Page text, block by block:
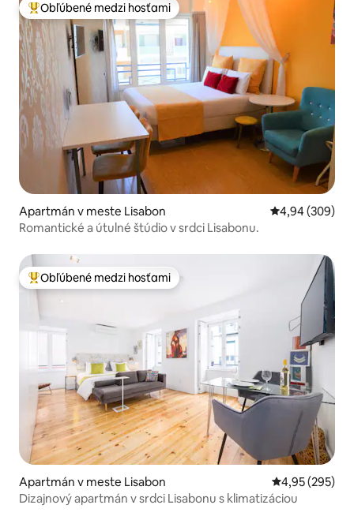
Najobľúbenejšie medzi hosťami
Obľúbené medzi hosťami
Apartmán v meste Lisabon Priemerné
4,94 (309)
Romantické a útulné štúdio v srdci Lisabonu.
Najobľúbenejšie medzi hosťami
Obľúbené medzi hosťami
Apartmán v meste Lisabon Priemerné
4,95 (295)
Dizajnový apartmán v srdci Lisabonu s klimatizáciou